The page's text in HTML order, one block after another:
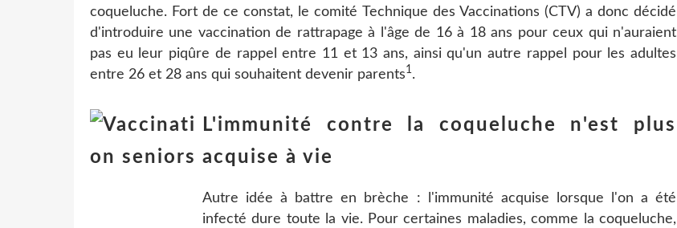
coqueluche. Fort de ce constat, le comité Technique des Vaccinations (CTV) a donc décidé
d'introduire une vaccination de rattrapage à l'âge de 16 à 18 ans pour ceux qui n'auraient
pas eu leur piqûre de rappel entre 11 et 13 ans, ainsi qu'un autre rappel pour les adultes
entre 26 et 28 ans qui souhaitent devenir parents1.
L'immunité contre la coqueluche n'est plus
acquise à vie
Autre idée à battre en brèche : l'immunité acquise lorsque l'on a été
infecté dure toute la vie. Pour certaines maladies, comme la coqueluche,